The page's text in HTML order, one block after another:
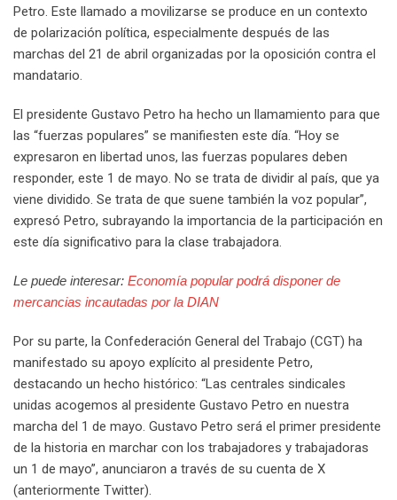
Petro. Este llamado a movilizarse se produce en un contexto
de polarización política, especialmente después de las
marchas del 21 de abril organizadas por la oposición contra el
mandatario.
El presidente Gustavo Petro ha hecho un llamamiento para que
las “fuerzas populares” se manifiesten este día. “Hoy se
expresaron en libertad unos, las fuerzas populares deben
responder, este 1 de mayo. No se trata de dividir al país, que ya
viene dividido. Se trata de que suene también la voz popular”,
expresó Petro, subrayando la importancia de la participación en
este día significativo para la clase trabajadora.
Le puede interesar: Economía popular podrá disponer de
mercancias incautadas por la DIAN
Por su parte, la Confederación General del Trabajo (CGT) ha
manifestado su apoyo explícito al presidente Petro,
destacando un hecho histórico: “Las centrales sindicales
unidas acogemos al presidente Gustavo Petro en nuestra
marcha del 1 de mayo. Gustavo Petro será el primer presidente
de la historia en marchar con los trabajadores y trabajadoras
un 1 de mayo”, anunciaron a través de su cuenta de X
(anteriormente Twitter).